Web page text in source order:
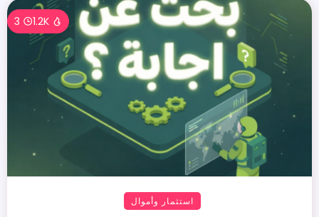
1.2K
3
استثمار وأموال